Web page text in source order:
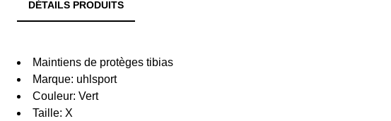
DÉTAILS PRODUITS
Maintiens de protèges tibias
Marque: uhlsport
Couleur: Vert
Taille: X